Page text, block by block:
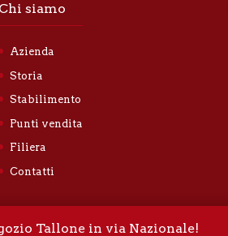
Chi siamo
Azienda
Storia
Stabilimento
Punti vendita
Filiera
Contatti
Tallone in via Nazionale!